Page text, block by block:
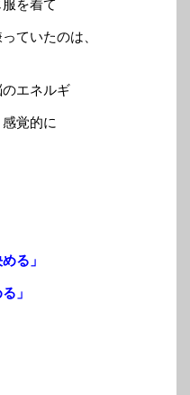
を着て
ていたのは、
エネルギ
覚的に
る」
」